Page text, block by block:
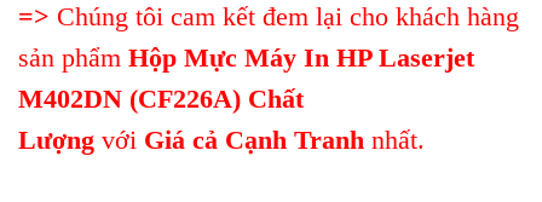
=> Chúng tôi cam kết đem lại cho khách hàng
sản phẩm Hộp Mực Máy In HP Laserjet
M402DN (CF226A) Chất
Lượng với Giá cả Cạnh Tranh nhất.